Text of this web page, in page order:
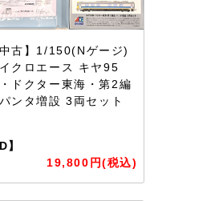
中古】1/150(Nゲージ)
クロエース キヤ95
ドクター東海・第2編
ンタ増設 3両セット
】
19,800円(税込)